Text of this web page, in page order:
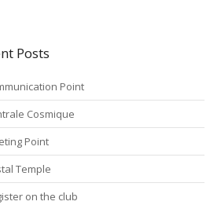
Posts
Point
Cosmique
Point
Temple
on the club